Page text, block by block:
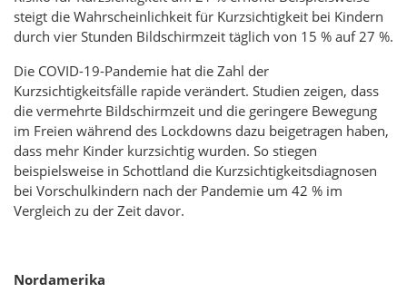
steigt die Wahrscheinlichkeit für Kurzsichtigkeit bei Kindern
durch vier Stunden Bildschirmzeit täglich von 15 % auf 27 %.
Die COVID-19-Pandemie hat die Zahl der
Kurzsichtigkeitsfälle rapide verändert. Studien zeigen, dass
die vermehrte Bildschirmzeit und die geringere Bewegung
im Freien während des Lockdowns dazu beigetragen haben,
dass mehr Kinder kurzsichtig wurden. So stiegen
beispielsweise in Schottland die Kurzsichtigkeitsdiagnosen
bei Vorschulkindern nach der Pandemie um 42 % im
Vergleich zu der Zeit davor.
Nordamerika